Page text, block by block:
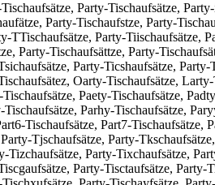
Party-Tischaufsätze,
Party-Tischaufstze, Party-
Party-Tiischaufsätze,
Party-Tischaufsättze, Party-
Party-Ticshaufsätze,
Oarty-Tischaufsätze,
Paety-Tischaufsätze,
Parhy-Tischaufsätze,
Tischaufsätze, Part7-
Tjschaufsätze, Party-
Party-Tixchaufsätze,
Party-Tisctaufsätze,